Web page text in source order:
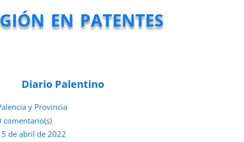
en patentes
Diario Palentino
y Provincia
comentario(s)
de abril de 2022